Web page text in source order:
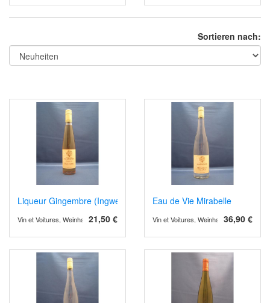
Sortieren nach:
Liqueur Gingembre (Ingwer)
21,50 €
Vin et Voitures, Weinhandel und Weinimport
Eau de Vie Mirabelle
36,90 €
Vin et Voitures, Weinhandel und